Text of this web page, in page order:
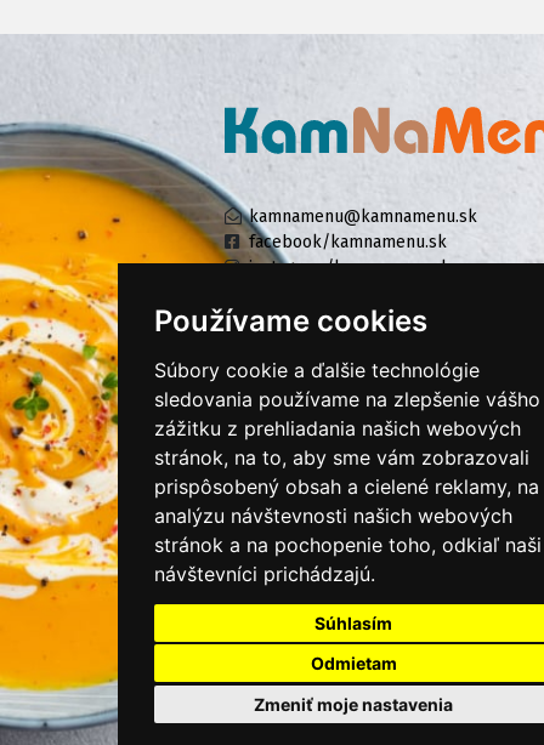
Používame cookies
Súbory cookie a ďalšie technológie
sledovania používame na zlepšenie vášho
zážitku z prehliadania našich webových
stránok, na to, aby sme vám zobrazovali
prispôsobený obsah a cielené reklamy, na
analýzu návštevnosti našich webových
stránok a na pochopenie toho, odkiaľ naši
návštevníci prichádzajú.
Súhlasím
Odmietam
Zmeniť moje nastavenia
kamnamenu@kamnamenu.sk
facebook/kamnamenu.sk
instagram/kamnamenu.sk
KONTAKTUJTE NÁS
PRIHLÁSIŤ SA DO ZÁKAZNÍCKEJ ZÓNY
Všeobecné obchodné podmienky
Ochrana osobných údajov
Cookies
Moje KamNaMenu
Pridať reštauráciu
Cenník balíkov